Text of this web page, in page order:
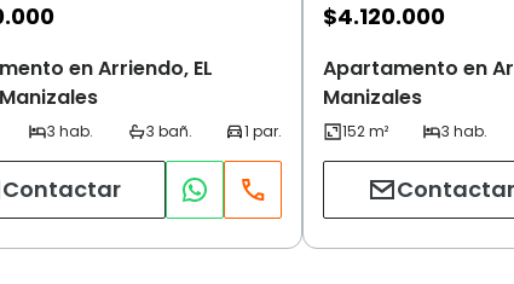
en Arriendo, EL
Manizales
Contactar
$4.120.000
Apartamento en
Manizales
Contactar